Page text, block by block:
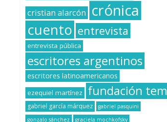
cristian alarcón
crónica
cuento entrevista
entrevista pública
escritores argentinos
escritores latinoamericanos
ezequiel martínez fundación tem
gabriel garcía márquez
gabriel pasquini
gonzalo sánchez
graciela mochkofsky